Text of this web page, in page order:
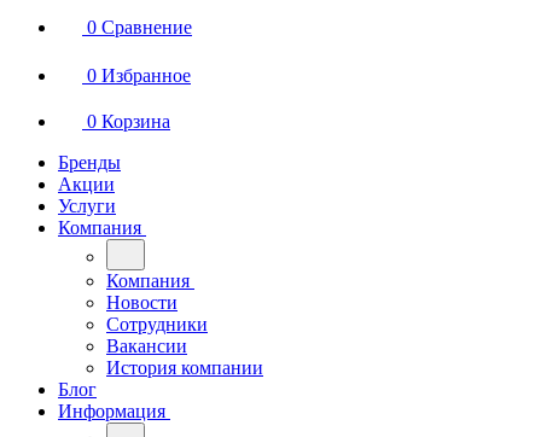
0 Сравнение
0 Избранное
0 Корзина
Бренды
Акции
Услуги
Компания
Компания
Новости
Сотрудники
Вакансии
История компании
Блог
Информация